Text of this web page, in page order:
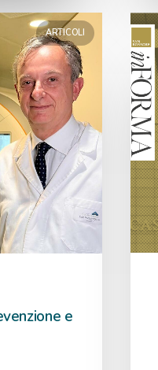
ARTICOLI
e